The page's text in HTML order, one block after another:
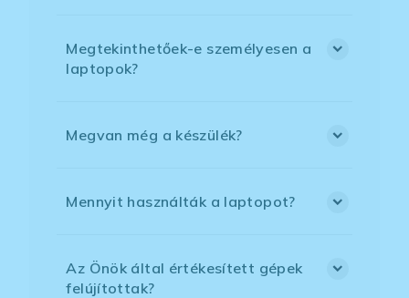
Megtekinthetőek-e személyesen a
laptopok?
Megvan még a készülék?
Mennyit használták a laptopot?
Az Önök által értékesített gépek
felújítottak?